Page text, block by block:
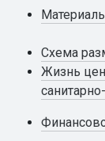
Схема
Жизнь